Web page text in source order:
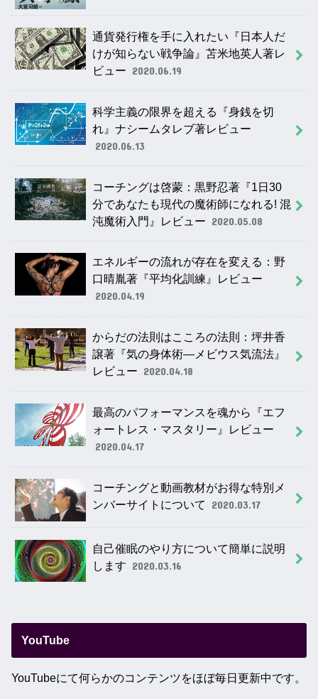
通貨発行権を手に入れたい『日本人だ
けが知らない戦争論』苫米地英人著レ
ビュー 2020.06.19
科学主義の限界を超える『身銭を切
れ』ナシームタレブ著レビュー
2020.06.13
コーチングは啓蒙：黒野忍著『1日30
分であなたも現代の魔術師になれる! 混
沌魔術入門』レビュー 2020.05.08
エネルギーの流れが存在を変える：野
口晴胤著『平均化訓練』レビュー
2020.04.19
からだの法則はこころの法則：坪井香
譲著『気の身体術―メビウス気流法』
レビュー 2020.04.18
最高のパフォーマンスを魂から『エフ
ォートレス・マスタリー』レビュー
2020.04.17
コーチングと動画教材がお得な特別メ
ンバーサイトについて
2020.03.17
自己催眠のやり方について簡単に説明
します 2020.03.16
YouTube
YouTubeにて何らかのコンテンツをほぼ毎日更新中です。